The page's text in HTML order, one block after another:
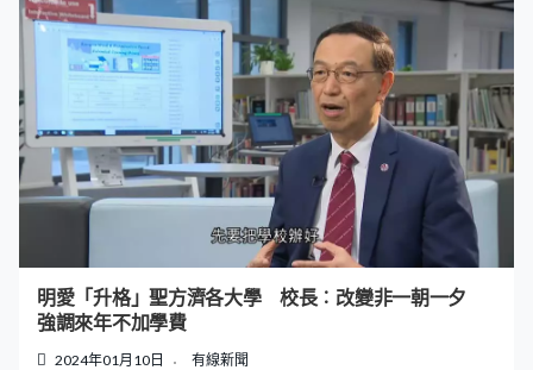
明愛「升格」聖方濟各大學 校長︰改變非一朝一夕
強調來年不加學費
2024年01月10日 有線新聞